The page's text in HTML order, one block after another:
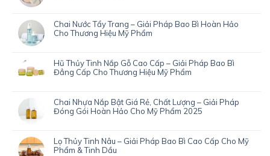
Chai Nước Tẩy Trang – Giải Pháp Bao Bì Hoàn Hảo
Cho Thương Hiệu Mỹ Phẩm
Hũ Thủy Tinh Nắp Gỗ Cao Cấp – Giải Pháp Bao Bì
Đẳng Cấp Cho Thương Hiệu Mỹ Phẩm
Chai Nhựa Nắp Bật Giá Rẻ, Chất Lượng – Giải Pháp
Đóng Gói Hoàn Hảo Cho Mỹ Phẩm 2025
Lọ Thủy Tinh Nâu – Giải Pháp Bao Bì Cao Cấp Cho Mỹ
Phẩm & Tinh Dầu